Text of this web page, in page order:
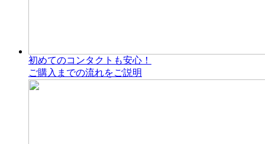
初めてのコンタクトも安心！
ご購入までの流れをご説明